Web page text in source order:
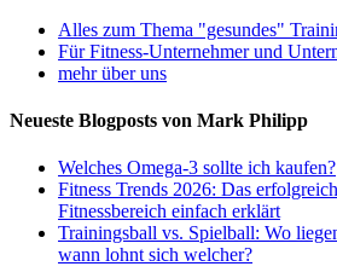
Alles zum Thema "gesundes"
Für Fitness-Unternehmer und
mehr über uns
Neueste Blogposts von Mark Philipp
Welches Omega-3 sollte ich kaufen?
Fitness Trends 2026: Das
Fitnessbereich einfach erklärt
Trainingsball vs. Spielball: Wo
wann lohnt sich welcher?